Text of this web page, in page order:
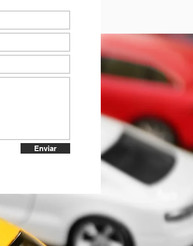
Enviar